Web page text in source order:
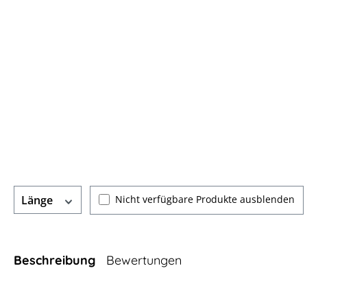
Länge Nicht verfügbare Produkte ausblenden
Beschreibung Bewertungen